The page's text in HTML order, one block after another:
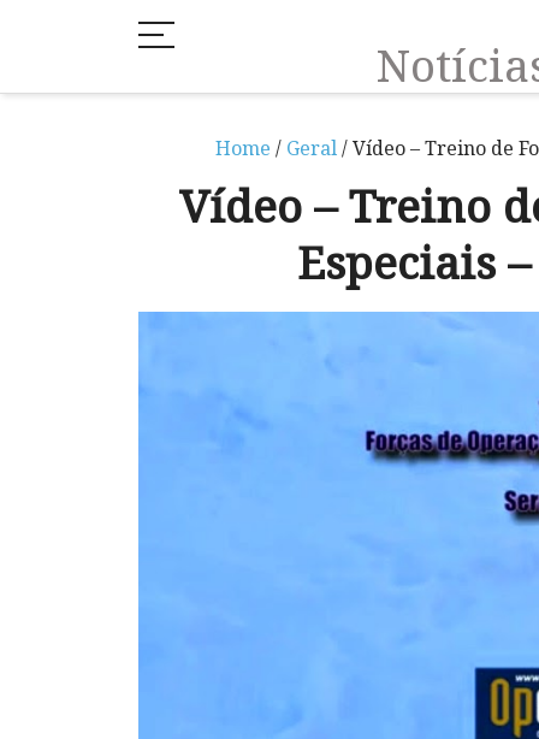
Home / Geral/ Vídeo – Treino de
Vídeo – Treino
Especiais